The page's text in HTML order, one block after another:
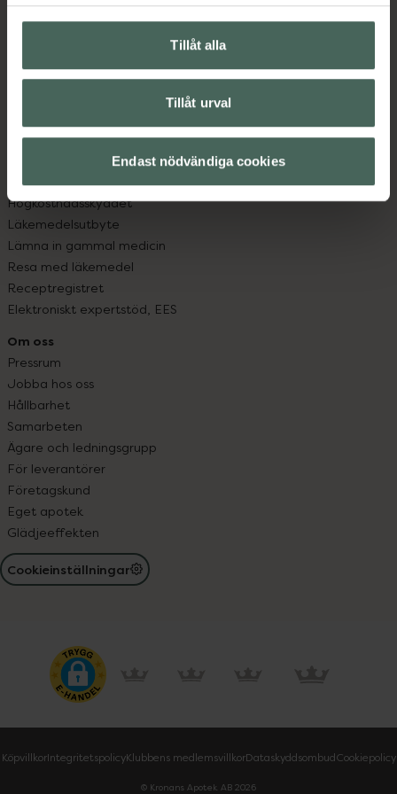
Tillåt alla
Tillåt urval
Endast nödvändiga cookies
Handla tryggt
Leverans, betalning och retur
Sajtens tillgänglighet
Köpvillkor
Om recept och läkemedel
Fullmakter
Högkostnadsskyddet
Läkemedelsutbyte
Lämna in gammal medicin
Resa med läkemedel
Receptregistret
Elektroniskt expertstöd, EES
Om oss
Pressrum
Jobba hos oss
Hållbarhet
Samarbeten
Ägare och ledningsgrupp
För leverantörer
Företagskund
Eget apotek
Glädjeeffekten
Cookieinställningar
KöpvillkorIntegritetspolicyKlubbens medlemsvillkorDataskyddsombudCookiepolicy
© Kronans Apotek AB 2026